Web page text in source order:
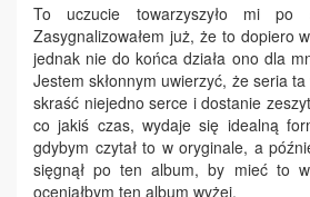
To uczucie towarzyszyło mi po
Zasygnalizowałem już, że to dopiero
jednak nie do końca działa ono dla
Jestem skłonnym uwierzyć, że seria
skraść niejedno serce i dostanie
co jakiś czas, wydaje się idealną
gdybym czytał to w oryginale, a
sięgnął po ten album, by mieć to
oceniałbym ten album wyżej.